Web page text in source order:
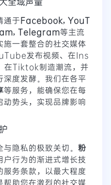
通于Facebook, YouT
Telegram等主流
施一套整合的社交媒体
发布视频、在Ins
Tiktok制造潮流，并
深度发酵。我们在各平
等服务，能确保您在每
势头，实现品牌影响
隐私的极致关切。 粉
户行为的渐进式增长技
服务条款，以最大程度
帮助您在激烈的社交媒